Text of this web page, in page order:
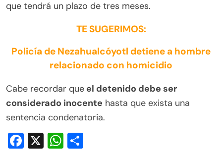
que tendrá un plazo de tres meses.
TE SUGERIMOS:
Policía de Nezahualcóyotl detiene a hombre
relacionado con homicidio
Cabe recordar que el detenido debe ser
considerado inocente hasta que exista una
sentencia condenatoria.
Facebook
X WhatsApp